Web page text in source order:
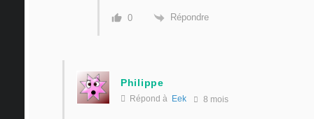
0 Répondre
Philippe
Répond à Eek 8 mois